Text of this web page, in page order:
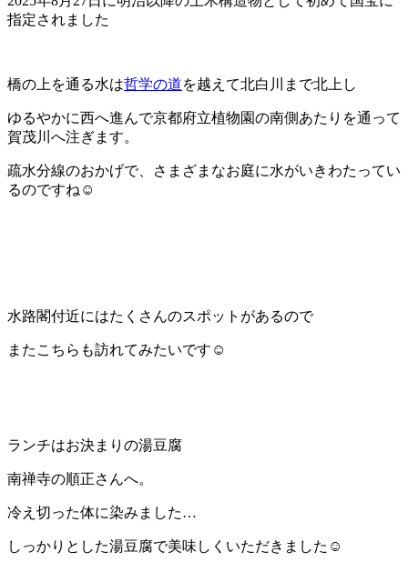
指定されました
橋の上を通る水は哲学の道を越えて北白川まで北上し
ゆるやかに西へ進んで京都府立植物園の南側あたりを通って
賀茂川へ注ぎます。
疏水分線のおかげで、さまざまなお庭に水がいきわたってい
るのですね☺️
水路閣付近にはたくさんのスポットがあるので
またこちらも訪れてみたいです☺️
ランチはお決まりの湯豆腐
南禅寺の順正さんへ。
冷え切った体に染みました…
しっかりとした湯豆腐で美味しくいただきました☺️